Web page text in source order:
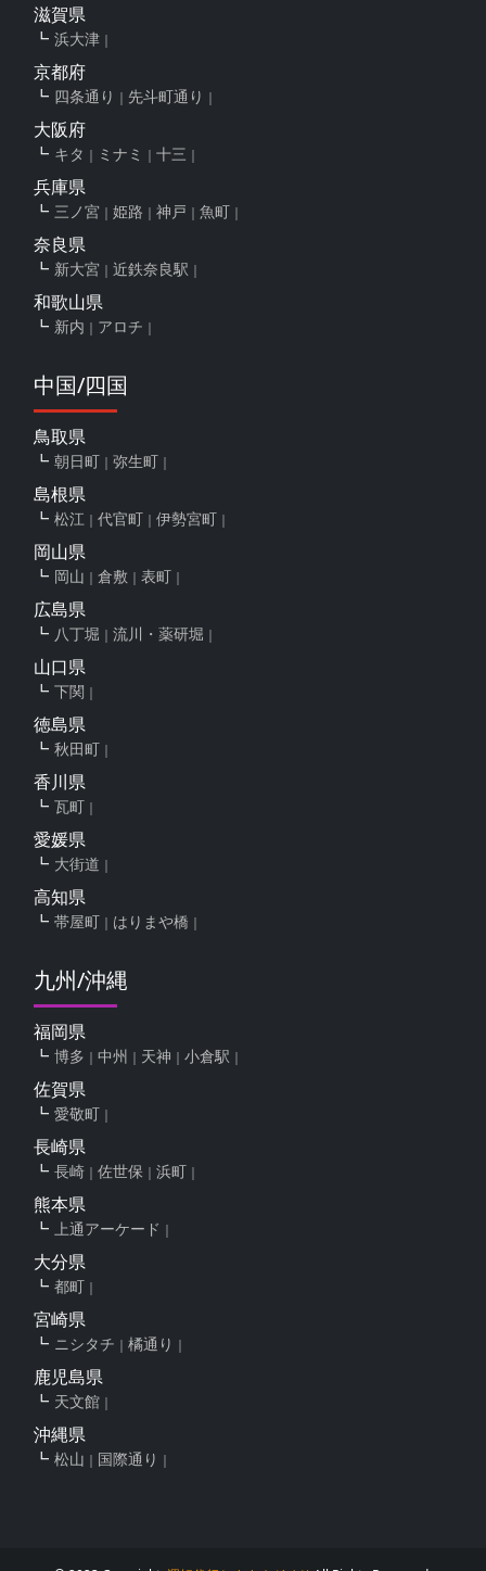
滋賀県
浜大津
京都府
四条通り 先斗町通り
大阪府
キタ ミナミ 十三
兵庫県
三ノ宮 姫路 神戸 魚町
奈良県
新大宮 近鉄奈良駅
和歌山県
新内 アロチ
中国/四国
鳥取県
朝日町 弥生町
島根県
松江 代官町 伊勢宮町
岡山県
岡山 倉敷 表町
広島県
八丁堀 流川・薬研堀
山口県
下関
徳島県
秋田町
香川県
瓦町
愛媛県
大街道
高知県
帯屋町 はりまや橋
九州/沖縄
福岡県
博多 中州 天神 小倉駅
佐賀県
愛敬町
長崎県
長崎 佐世保 浜町
熊本県
上通アーケード
大分県
都町
宮崎県
ニシタチ 橘通り
鹿児島県
天文館
沖縄県
松山 国際通り